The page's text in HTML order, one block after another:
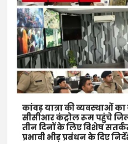
कांवड़ यात्रा की व्यवस्थाओं
सीसीआर कंट्रोल रूम पहुंचे
तीन दिनों के लिए विशेष
प्रभावी भीड़ प्रबंधन के दिए